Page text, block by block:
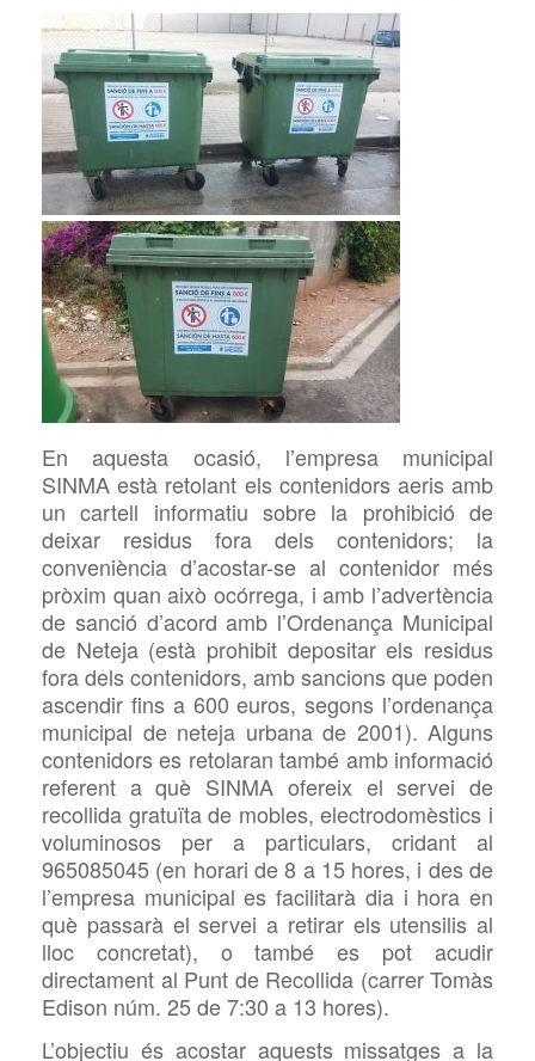
En aquesta ocasió, l’empresa municipal
SINMA està retolant els contenidors aeris amb
un cartell informatiu sobre la prohibició de
deixar residus fora dels contenidors; la
conveniència d’acostar-se al contenidor més
pròxim quan això ocórrega, i amb l’advertència
de sanció d’acord amb l’Ordenança Municipal
de Neteja (està prohibit depositar els residus
fora dels contenidors, amb sancions que poden
ascendir fins a 600 euros, segons l’ordenança
municipal de neteja urbana de 2001). Alguns
contenidors es retolaran també amb informació
referent a què SINMA ofereix el servei de
recollida gratuïta de mobles, electrodomèstics i
voluminosos per a particulars, cridant al
965085045 (en horari de 8 a 15 hores, i des de
l’empresa municipal es facilitarà dia i hora en
què passarà el servei a retirar els utensilis al
lloc concretat), o també es pot acudir
directament al Punt de Recollida (carrer Tomàs
Edison núm. 25 de 7:30 a 13 hores).
L’objectiu és acostar aquests missatges a la